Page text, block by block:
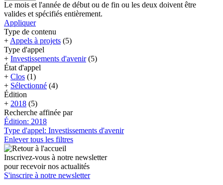
Le mois et l'année de début ou de fin ou les deux doivent être
valides et spécifiés entièrement.
Appliquer
Type de contenu
+ Appels à projets (5)
Type d'appel
+ Investissements d'avenir (5)
État d'appel
+ Clos (1)
+ Sélectionné (4)
Édition
+ 2018 (5)
Recherche affinée par
Édition: 2018
Type d'appel: Investissements d'avenir
Enlever tous les filtres
Inscrivez-vous à notre newsletter
pour recevoir nos actualités
S'inscrire à notre newsletter